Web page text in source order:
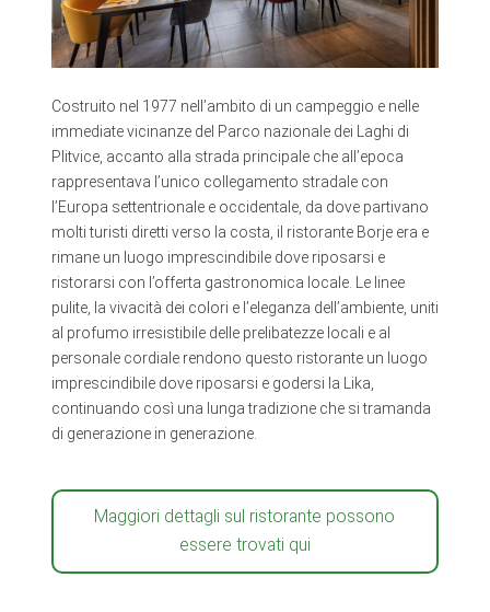
Costruito nel 1977 nell’ambito di un campeggio e nelle
immediate vicinanze del Parco nazionale dei Laghi di
Plitvice, accanto alla strada principale che all’epoca
rappresentava l’unico collegamento stradale con
l’Europa settentrionale e occidentale, da dove partivano
molti turisti diretti verso la costa, il ristorante Borje era e
rimane un luogo imprescindibile dove riposarsi e
ristorarsi con l’offerta gastronomica locale. Le linee
pulite, la vivacità dei colori e l’eleganza dell’ambiente, uniti
al profumo irresistibile delle prelibatezze locali e al
personale cordiale rendono questo ristorante un luogo
imprescindibile dove riposarsi e godersi la Lika,
continuando così una lunga tradizione che si tramanda
di generazione in generazione.
Maggiori dettagli sul ristorante possono
essere trovati qui